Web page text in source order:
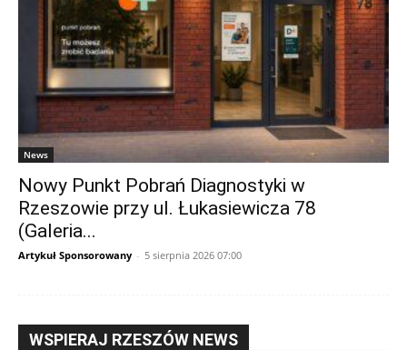
News
Nowy Punkt Pobrań Diagnostyki w
Rzeszowie przy ul. Łukasiewicza 78
(Galeria...
Artykuł Sponsorowany - 5 sierpnia 2026 07:00
WSPIERAJ RZESZÓW NEWS